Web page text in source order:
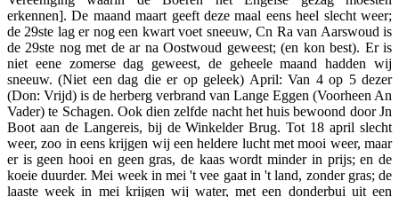
erkennen]. De maand maart geeft deze maal eens heel slecht weer;
de 29ste lag er nog een kwart voet sneeuw, Cn Ra van Aarswoud is
de 29ste nog met de ar na Oostwoud geweest; (en kon best). Er is
niet eene zomerse dag geweest, de geheele maand hadden wij
sneeuw. (Niet een dag die er op geleek) April: Van 4 op 5 dezer
(Don: Vrijd) is de herberg verbrand van Lange Eggen (Voorheen An
Vader) te Schagen. Ook dien zelfde nacht het huis bewoond door Jn
Boot aan de Langereis, bij de Winkelder Brug. Tot 18 april slecht
weer, zoo in eens krijgen wij een heldere lucht met mooi weer, maar
er is geen hooi en geen gras, de kaas wordt minder in prijs; en de
koeie duurder. Mei week in mei 't vee gaat in 't land, zonder gras; de
laaste week in mei krijgen wij water, met een donderbui uit een